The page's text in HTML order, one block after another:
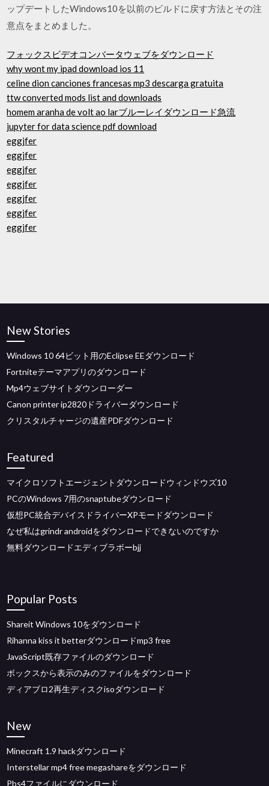
ップデートしたWindows10を以前のビルドに戻す方法とその注
意点をまとめました。
フォックスビデオコンバータウェブをダウンロード
why wont my ipad download ios 11
celine dion canciones francesas mp3 descarga gratuita
ttw converted mods list and downloads
homem aranha de volt ao larブルーレイダウンロード急流
jupyter for data science pdf download
eggjfer
eggjfer
eggjfer
eggjfer
eggjfer
eggjfer
eggjfer
New Stories
Windows 10 64ビット用のEclipse EEダウンロード
Fortniteテーマアプリのダウンロード
Mp4ウェブサイトダウンローダー
Canon printer ip2820ドライバーダウンロード
クリスタルチャージの遺産PDFダウンロード
Featured
マイクロソフトエージェントダウンロードウィンドウズ10
PCのWindows 7用のsnaptubeダウンロード
仮想PC統合デバイスドライバーXPモードダウンロード
なぜ私はgrindr androidをダウンロードできないのですか
無料ダウンロードエディブラボーbjj
Popular Posts
Shareit Windows 10をダウンロード
Rihanna kiss it betterダウンロードmp3 free
JavaScript既存ファイルのダウンロード
ボックスから表示のみのファイルをダウンロード
ディアブロ2再生ディスクisoダウンロード
New
Minecraft 1.9 hackダウンロード
Interstellar mp4 free megashareをダウンロード
Pbs4ファイルにダウンロード